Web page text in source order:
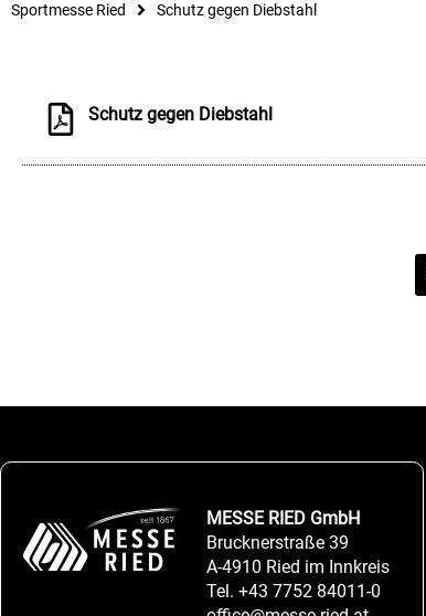
Sportmesse Ried Schutz gegen Diebstahl
Schutz gegen Diebstahl
MESSE RIED GmbH
Brucknerstraße 39
A-4910 Ried im Innkreis
Tel. +43 7752 84011-0